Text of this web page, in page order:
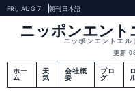
FRI, AUG 7 朝刊日本語
ニッポンエン
ニッポンエントエル
更新
ホー
ム
天
気
会社概
要
ブロ
グ